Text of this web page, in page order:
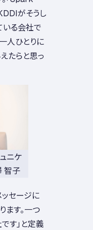
がそうし
いる会社で
人ひとりに
たらと思っ
ニケ
智子
セージに
ます。一つ
す」と定義